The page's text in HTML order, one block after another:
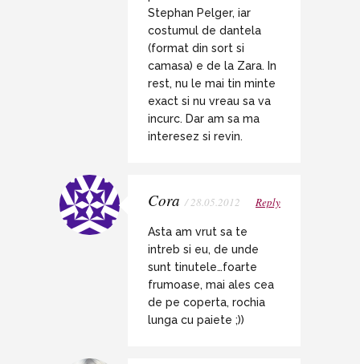
Stephan Pelger, iar
costumul de dantela
(format din sort si
camasa) e de la Zara. In
rest, nu le mai tin minte
exact si nu vreau sa va
incurc. Dar am sa ma
interesez si revin.
Cora / 28.05.2012 Reply
Asta am vrut sa te
intreb si eu, de unde
sunt tinutele…foarte
frumoase, mai ales cea
de pe coperta, rochia
lunga cu paiete ;))